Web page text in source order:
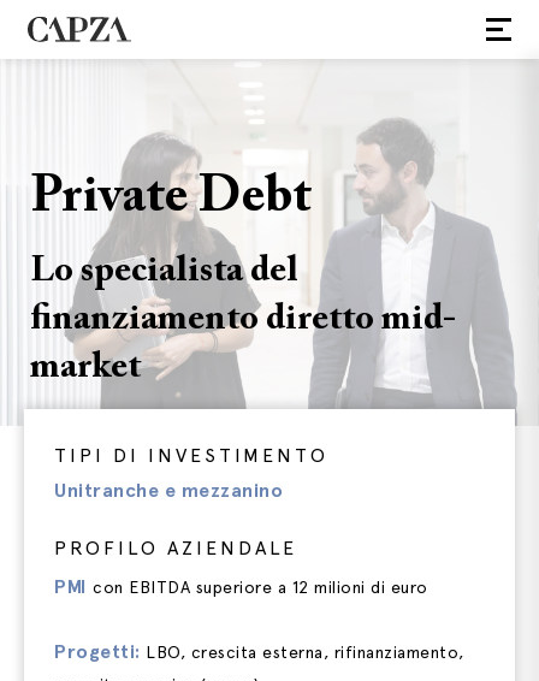
Private Debt
Lo specialista del
finanziamento diretto mid-
market
TIPI DI INVESTIMENTO
Unitranche e mezzanino
PROFILO AZIENDALE
PMI con EBITDA superiore a 12 milioni di euro
Progetti: LBO, crescita esterna, rifinanziamento,